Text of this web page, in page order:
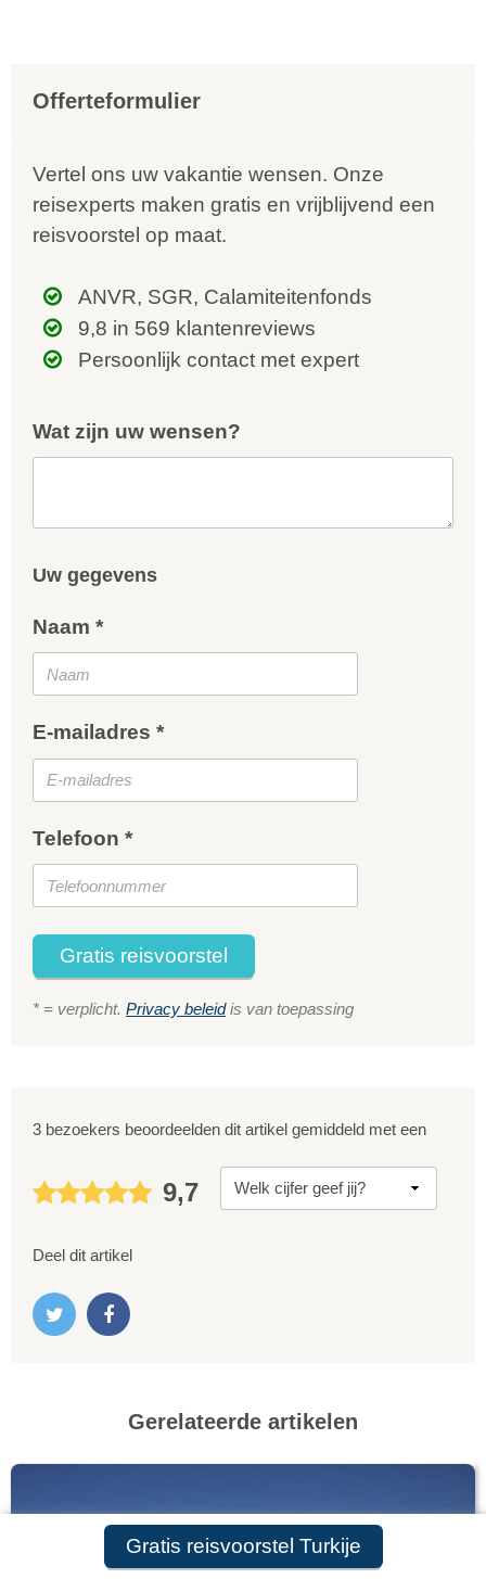
Gratis reisvoorstel Turkije
Offerteformulier
Vertel ons uw vakantie wensen. Onze
reisexperts maken gratis en vrijblijvend een
reisvoorstel op maat.
ANVR, SGR, Calamiteitenfonds
9,8 in 569 klantenreviews
Persoonlijk contact met expert
Wat zijn uw wensen?
Uw gegevens
Naam *
E-mailadres *
Telefoon *
Gratis reisvoorstel
* = verplicht. Privacy beleidis van toepassing
3 bezoekers beoordeelden dit artikel gemiddeld met een
9,7
Deel dit artikel
Gerelateerde artikelen